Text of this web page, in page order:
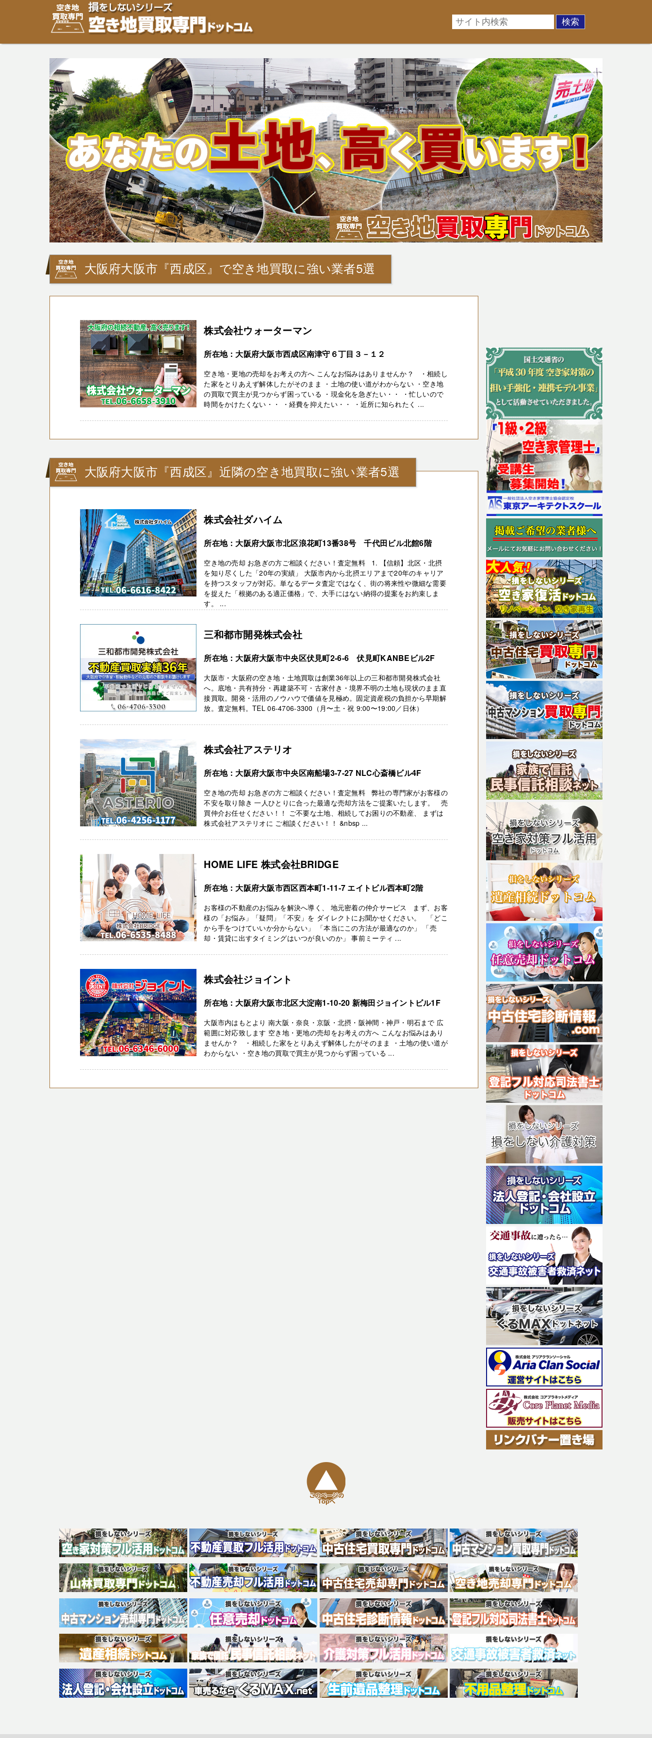
大阪府大阪市『西成区』で空き地買取に強い業者5選
株式会社ウォーターマン
所在地：大阪府大阪市西成区南津守６丁目３－１２
空き地・更地の売却をお考えの方へ こんなお悩みはありませんか？ ・相続し
た家をとりあえず解体したがそのまま ・土地の使い道がわからない ・空き地
の買取で買主が見つからず困っている ・現金化を急ぎたい・・ ・忙しいので
時間をかけたくない・・ ・経費を抑えたい・・ ・近所に知られたく ...
大阪府大阪市『西成区』近隣の空き地買取に強い業者5選
株式会社ダハイム
所在地：大阪府大阪市北区浪花町13番38号 千代田ビル北館6階
空き地の売却 お急ぎの方ご相談ください！査定無料 1. 【信頼】北区・北摂
を知り尽くした「20年の実績」 大阪市内から北摂エリアまで20年のキャリア
を持つスタッフが対応。単なるデータ査定ではなく、街の将来性や微細な需要
を捉えた「根拠のある適正価格」で、大手にはない納得の提案をお約束しま
す。 ...
三和都市開発株式会社
所在地：大阪府大阪市中央区伏見町2-6-6 伏見町KANBEビル2F
大阪市・大阪府の空き地・土地買取は創業36年以上の三和都市開発株式会社
へ。底地・共有持分・再建築不可・古家付き・境界不明の土地も現状のまま直
接買取。開発・活用のノウハウで価値を見極め。固定資産税の負担から早期解
放。査定無料。TEL 06-4706-3300（月〜土・祝 9:00〜19:00／日休）
株式会社アステリオ
所在地：大阪府大阪市中央区南船場3-7-27 NLC心斎橋ビル4F
空き地の売却 お急ぎの方ご相談ください！査定無料 弊社の専門家がお客様の
不安を取り除き 一人ひとりに合った最適な売却方法をご提案いたします。 売
買仲介お任せください！！ ご不要な土地、相続してお困りの不動産、 まずは
株式会社アステリオに ご相談ください！！ &nbsp ...
HOME LIFE 株式会社BRIDGE
所在地：大阪府大阪市西区西本町1-11-7 エイトビル西本町2階
お客様の不動産のお悩みを解決へ導く、 地元密着の仲介サービス まず、お客
様の「お悩み」「疑問」「不安」を ダイレクトにお聞かせください。 「どこ
から手をつけていいか分からない」 「本当にこの方法が最適なのか」 「売
却・賃貸に出すタイミングはいつが良いのか」 事前ミーティ ...
株式会社ジョイント
所在地：大阪府大阪市北区大淀南1-10-20 新梅田ジョイントビル1F
大阪市内はもとより 南大阪・奈良・京阪・北摂・阪神間・神戸・明石まで 広
範囲に対応致します 空き地・更地の売却をお考えの方へ こんなお悩みはあり
ませんか？ ・相続した家をとりあえず解体したがそのまま ・土地の使い道が
わからない ・空き地の買取で買主が見つからず困っている ...